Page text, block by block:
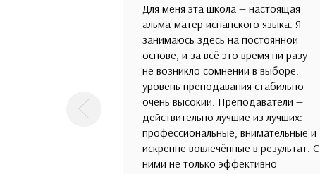
Для меня эта школа — настоящая
альма-матер испанского языка. Я
занимаюсь здесь на постоянной
основе, и за всё это время ни разу
не возникло сомнений в выборе:
уровень преподавания стабильно
очень высокий. Преподаватели —
действительно лучшие из лучших:
профессиональные, внимательные и
искренне вовлечённые в результат. С
ними не только эффективно
Предыдущая